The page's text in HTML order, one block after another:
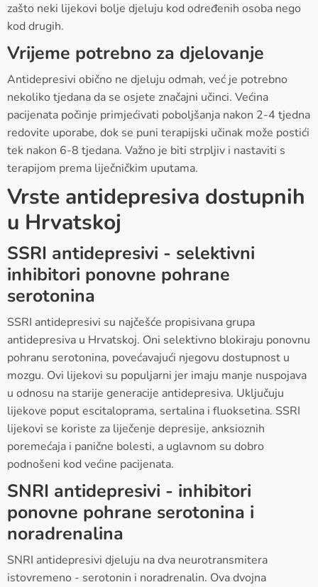
zašto neki lijekovi bolje djeluju kod određenih osoba nego
kod drugih.
Vrijeme potrebno za djelovanje
Antidepresivi obično ne djeluju odmah, već je potrebno
nekoliko tjedana da se osjete značajni učinci. Većina
pacijenata počinje primjećivati poboljšanja nakon 2-4 tjedna
redovite uporabe, dok se puni terapijski učinak može postići
tek nakon 6-8 tjedana. Važno je biti strpljiv i nastaviti s
terapijom prema liječničkim uputama.
Vrste antidepresiva dostupnih
u Hrvatskoj
SSRI antidepresivi - selektivni
inhibitori ponovne pohrane
serotonina
SSRI antidepresivi su najčešće propisivana grupa
antidepresiva u Hrvatskoj. Oni selektivno blokiraju ponovnu
pohranu serotonina, povećavajući njegovu dostupnost u
mozgu. Ovi lijekovi su populjarni jer imaju manje nuspojava
u odnosu na starije generacije antidepresiva. Uključuju
lijekove poput escitaloprama, sertalina i fluoksetina. SSRI
lijekovi se koriste za liječenje depresije, anksioznih
poremećaja i panične bolesti, a uglavnom su dobro
podnošeni kod većine pacijenata.
SNRI antidepresivi - inhibitori
ponovne pohrane serotonina i
noradrenalina
SNRI antidepresivi djeluju na dva neurotransmitera
istovremeno - serotonin i noradrenalin. Ova dvojna